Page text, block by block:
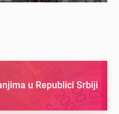
u Republici Srbiji